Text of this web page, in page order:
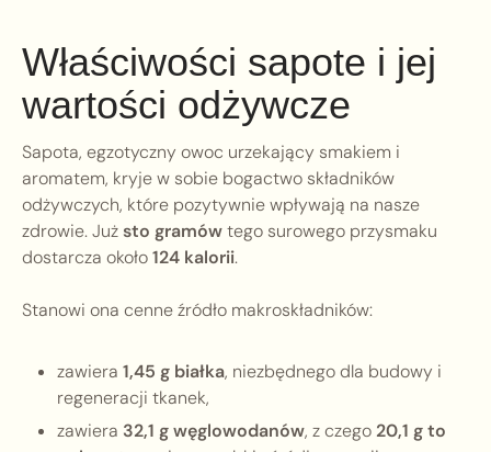
Właściwości sapote i jej
wartości odżywcze
Sapota, egzotyczny owoc urzekający smakiem i
aromatem, kryje w sobie bogactwo składników
odżywczych, które pozytywnie wpływają na nasze
zdrowie. Jużsto gramówtego surowego przysmaku
dostarcza około124 kalorii.
Stanowi ona cenne źródło makroskładników:
zawiera 1,45 g białka, niezbędnego dla budowy i
regeneracji tkanek,
zawiera 32,1 g węglowodanów, z czego20,1 g to